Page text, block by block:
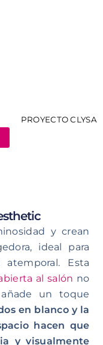
PROYECTO CLYSA
y crean
ideal para
Esta
al salón no
un toque
en blanco y la
hacen que
y visualmente